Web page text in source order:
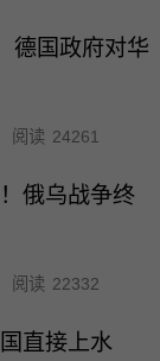
德国政府对华
阅读 24261
俄乌战争终
阅读 22332
直接上水